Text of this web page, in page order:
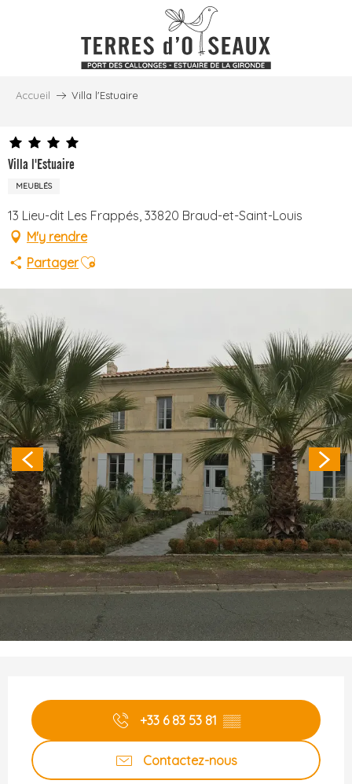
Accueil Villa l'Estuaire
Villa l'Estuaire
MEUBLÉS
13 Lieu-dit Les Frappés, 33820 Braud-et-Saint-Louis
M'y rendre
PartagerAjouter aux favoris
+33 6 83 53 81 ▒▒
Contactez-nous